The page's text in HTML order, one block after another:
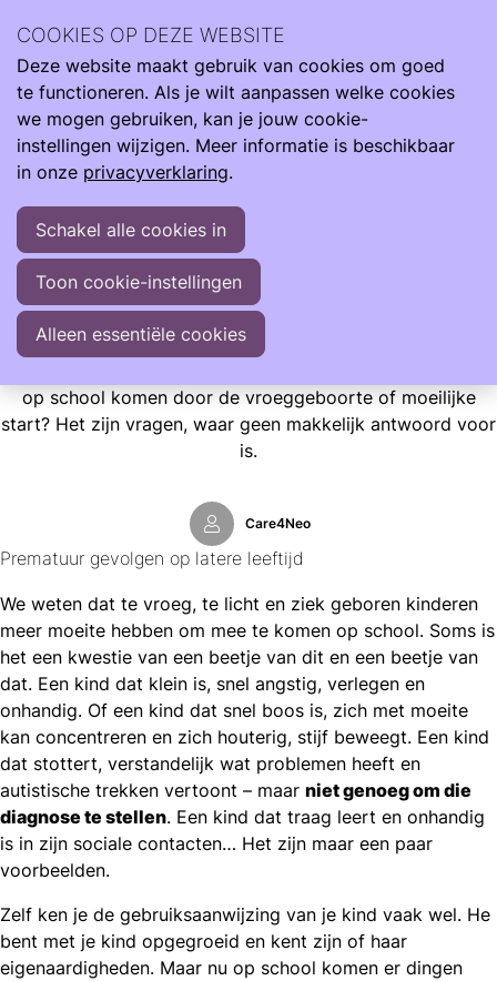
Zoeken
om je te ondersteunen als je kind te vroeg, te licht en ziek
geboren wordt.
Opgroeien Soorten problemen op school
Soorten problemen op school
Er is iets met mijn kind, maar wat? Aan de ene kant is het
fijn dat de medische wetenschap geen stempeltje op je
kind kan zetten. Aan de andere kant is het lastig. Het heeft
geen naam. En: het is ook lastig om hulp voor je kind te
krijgen als ergeen duidelijke diagnose is
nu door die vroeggeboorte dat je kind niet mee kan
op school komen door de vroeggeboorte of moeilijke
start? Het zijn vragen, waar geen makkelijk antwoord voor
is.
Care4Neo
Prematuur gevolgen op latere leeftijd
We weten dat te vroeg, te licht en ziek geboren kinderen
meer moeite hebben om mee te komen op school. Soms is
het een kwestie van een beetje van dit en een beetje van
dat. Een kind dat klein is, snel angstig, verlegen en
onhandig. Of een kind dat snel boos is, zich met moeite
kan concentreren en zich houterig, stijf beweegt. Een kind
dat stottert, verstandelijk wat problemen heeft en
autistische trekken vertoont – maar niet genoeg om die
diagnose te stellen. Een kind dat traag leert en onhandig
is in zijn sociale contacten… Het zijn maar een paar
voorbeelden.
Zelf ken je de gebruiksaanwijzing van je kind vaak wel. He
bent met je kind opgegroeid en kent zijn of haar
eigenaardigheden. Maar nu op school komen er dingen
COOKIES OP DEZE WEBSITE
Deze website maakt gebruik van cookies om goed
te functioneren. Als je wilt aanpassen welke cookies
we mogen gebruiken, kan je jouw cookie-
instellingen wijzigen. Meer informatie is beschikbaar
in onze privacyverklaring.
Schakel alle cookies in
Toon cookie-instellingen
Alleen essentiële cookies